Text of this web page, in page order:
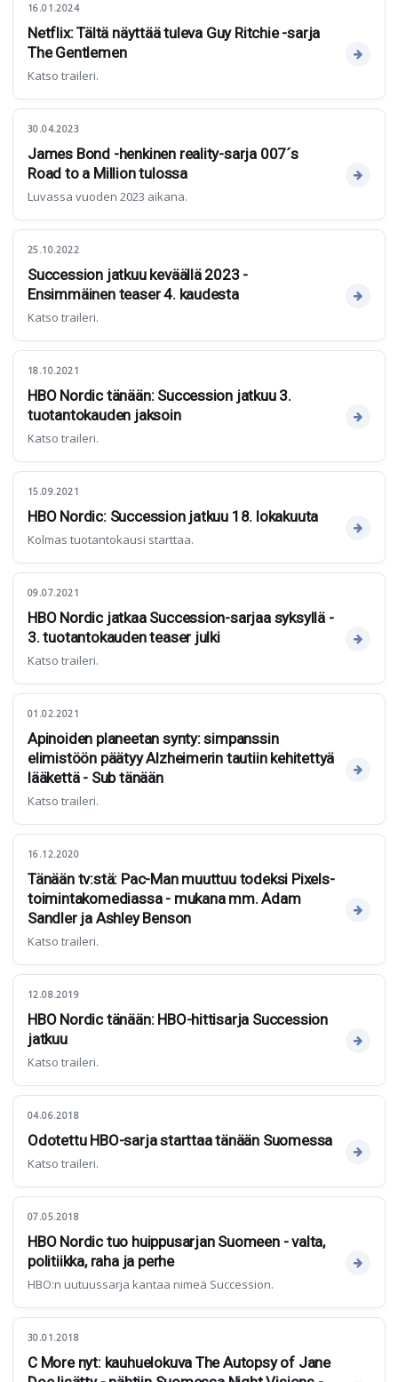
16.01.2024
Netflix: Tältä näyttää tuleva Guy Ritchie -sarja
The Gentlemen
Katso traileri.
30.04.2023
James Bond -henkinen reality-sarja 007´s
Road to a Million tulossa
Luvassa vuoden 2023 aikana.
25.10.2022
Succession jatkuu keväällä 2023 -
Ensimmäinen teaser 4. kaudesta
Katso traileri.
18.10.2021
HBO Nordic tänään: Succession jatkuu 3.
tuotantokauden jaksoin
Katso traileri.
15.09.2021
HBO Nordic: Succession jatkuu 18. lokakuuta
Kolmas tuotantokausi starttaa.
09.07.2021
HBO Nordic jatkaa Succession-sarjaa syksyllä -
3. tuotantokauden teaser julki
Katso traileri.
01.02.2021
Apinoiden planeetan synty: simpanssin
elimistöön päätyy Alzheimerin tautiin kehitettyä
lääkettä - Sub tänään
Katso traileri.
16.12.2020
Tänään tv:stä: Pac-Man muuttuu todeksi Pixels-
toimintakomediassa - mukana mm. Adam
Sandler ja Ashley Benson
Katso traileri.
12.08.2019
HBO Nordic tänään: HBO-hittisarja Succession
jatkuu
Katso traileri.
04.06.2018
Odotettu HBO-sarja starttaa tänään Suomessa
Katso traileri.
07.05.2018
HBO Nordic tuo huippusarjan Suomeen - valta,
politiikka, raha ja perhe
HBO:n uutuussarja kantaa nimeä Succession.
30.01.2018
C More nyt: kauhuelokuva The Autopsy of Jane